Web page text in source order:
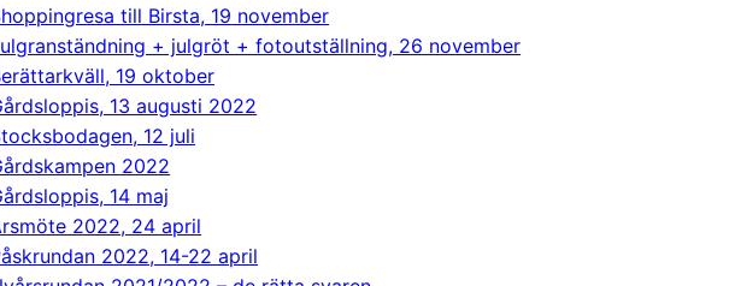
till Birsta, 19 november
+ julgröt + fotoutställning, 26 november
19 oktober
13 augusti 2022
12 juli
2022
14 maj
2022, 24 april
2022, 14-22 april